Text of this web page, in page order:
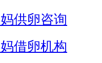
供卵咨询
借卵机构